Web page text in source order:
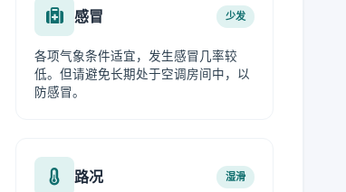
感冒 少发
各项气象条件适宜，发生感冒几率较
低。但请避免长期处于空调房间中，以
防感冒。
路况 湿滑